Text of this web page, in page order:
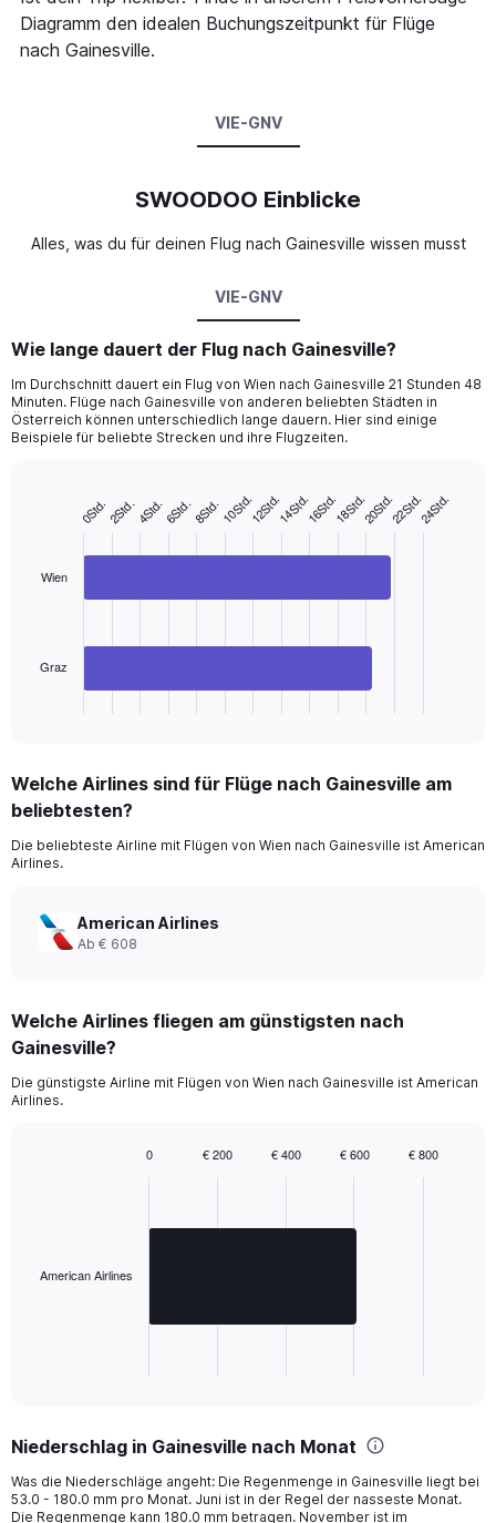
Diagramm den idealen Buchungszeitpunkt für Flüge
nach Gainesville.
VIE-GNV
SWOODOO Einblicke
Alles, was du für deinen Flug nach Gainesville wissen musst
VIE-GNV
Wie lange dauert der Flug nach Gainesville?
Im Durchschnitt dauert ein Flug von Wien nach Gainesville 21 Stunden 48
Minuten. Flüge nach Gainesville von anderen beliebten Städten in
Österreich können unterschiedlich lange dauern. Hier sind einige
Beispiele für beliebte Strecken und ihre Flugzeiten.
bars.
has
Range:
2
The
chart
Range:
0
1440.
Wien
Graz
0Std.2Std.4Std.6Std.8Std.10Std.12Std.14Std.16Std.18Std.20Std.22Std.24Std.
Welche Airlines sind für Flüge nach Gainesville am
beliebtesten?
Die beliebteste Airline mit Flügen von Wien nach Gainesville ist American
Airlines.
American Airlines
Ab € 608
Welche Airlines fliegen am günstigsten nach
Gainesville?
Die günstigste Airline mit Flügen von Wien nach Gainesville ist American
Airlines.
The
Range:
1
categories.
The
American Airlines
0 € 200 € 400 € 600 € 800
Niederschlag in Gainesville nach Monat
Was die Niederschläge angeht: Die Regenmenge in Gainesville liegt bei
53.0 - 180.0 mm pro Monat. Juni ist in der Regel der nasseste Monat.
Die Regenmenge kann 180.0 mm betragen. November ist im